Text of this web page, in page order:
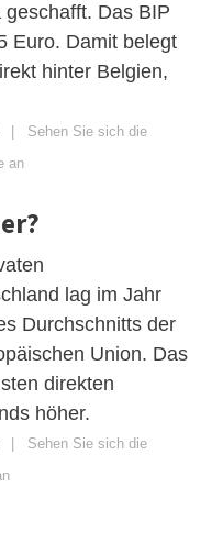
Das BIP
Euro. Damit belegt
hinter Belgien,
Sehen Sie sich die
an
lag im Jahr
Durchschnitts der
Union. Das
direkten
höher.
Sehen Sie sich die